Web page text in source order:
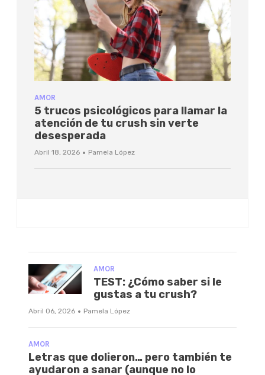
AMOR
5 trucos psicológicos para llamar la
atención de tu crush sin verte
desesperada
Abril 18, 2026 · Pamela López
AMOR
TEST: ¿Cómo saber si le
gustas a tu crush?
Abril 06, 2026 · Pamela López
AMOR
Letras que dolieron… pero también te
ayudaron a sanar (aunque no lo